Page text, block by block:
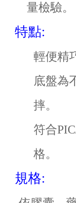
量檢驗。
特點:
輕便精
底盤為
摔。
符合
格。
規格: